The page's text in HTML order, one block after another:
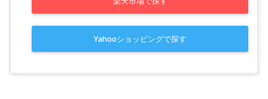
Yahooショッピングで探す